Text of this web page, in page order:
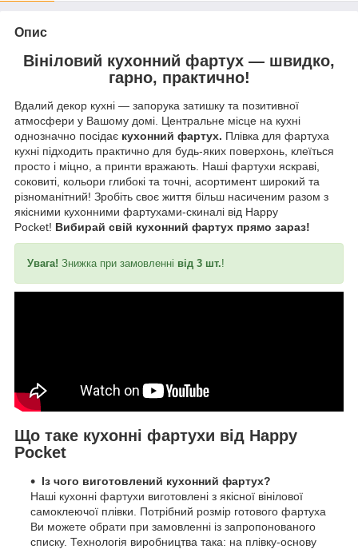
Опис
Вініловий кухонний фартух — швидко,
гарно, практично!
Вдалий декор кухні — запорука затишку та позитивної
атмосфери у Вашому домі. Центральне місце на кухні
однозначно посідає кухонний фартух. Плівка для фартуха
кухні підходить практично для будь-яких поверхонь, клеїться
просто і міцно, а принти вражають. Наші фартухи яскраві,
соковиті, кольори глибокі та точні, асортимент широкий та
різноманітний! Зробіть своє життя більш насиченим разом з
якісними кухонними фартухами-скиналі від Happy
Pocket! Вибирай свій кухонний фартух прямо зараз!
Увага! Знижка при замовленні від 3 шт.!
Що таке кухонні фартухи від Happy
Pocket
Із чого виготовлений кухонний фартух?
Наші кухонні фартухи виготовлені з якісної вінілової
самоклеючої плівки. Потрібний розмір готового фартуха
Ви можете обрати при замовленні із запропонованого
списку. Технологія виробництва така: на плівку-основу